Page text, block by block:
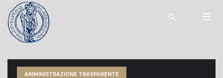
AMMINISTRAZIONE TRASPARENTE